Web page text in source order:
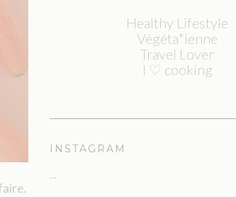
Healthy Lifestyle
Végéta*ienne
Travel Lover
I ♡ cooking
INSTAGRAM
…